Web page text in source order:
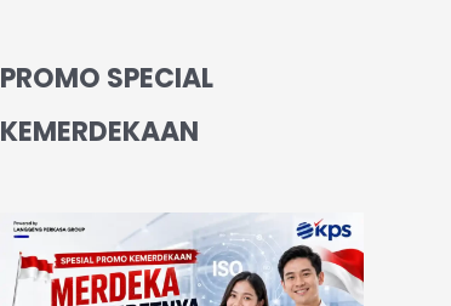
PROMO SPECIAL
KEMERDEKAAN